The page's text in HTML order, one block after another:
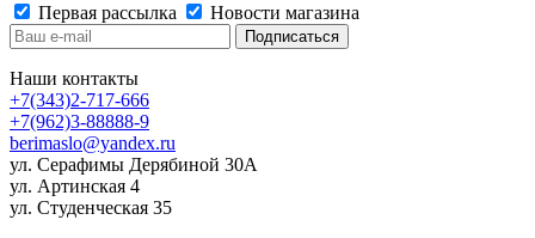
Первая рассылка
Новости магазина
Наши контакты
+7(343)2-717-666
+7(962)3-88888-9
berimaslo@yandex.ru
ул. Серафимы Дерябиной 30А
ул. Артинская 4
ул. Студенческая 35